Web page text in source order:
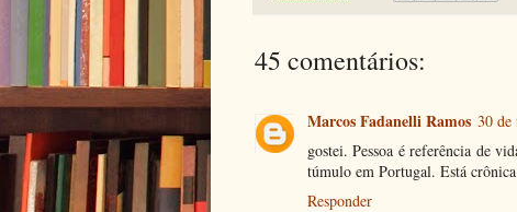
45 comentários:
Marcos Fadanelli Ramos 30 de
gostei. Pessoa é referência de
túmulo em Portugal. Está
Responder